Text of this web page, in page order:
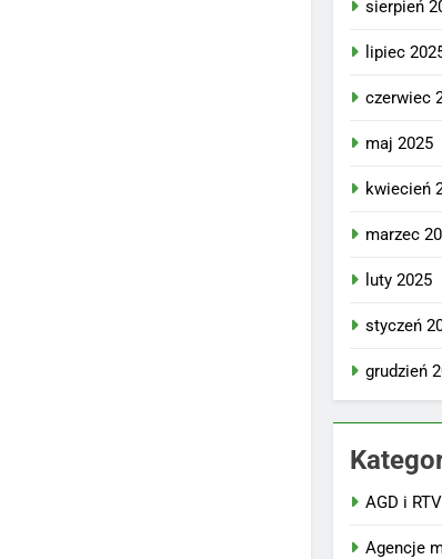
sierpień
lipiec
czerwiec
maj 2025
kwiecień
marzec
luty 2025
styczeń
grudzień
AGD i RTV
Agencje